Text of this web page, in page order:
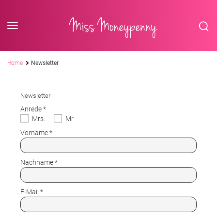
Miss Moneypenny
Breadcrumb
Home Newsletter
Newsletter
Anrede
Mrs.
Mr.
Vorname
Nachname
E-Mail